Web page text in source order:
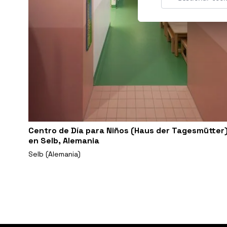
Centro de Día para Niños (Haus der
en Selb, Alemania
Selb (Alemania)